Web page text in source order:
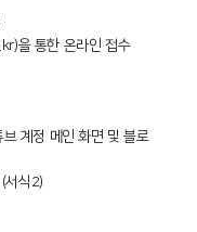
을 통한 온라인 접수
계정 메인 화면 및 블로
서식2)